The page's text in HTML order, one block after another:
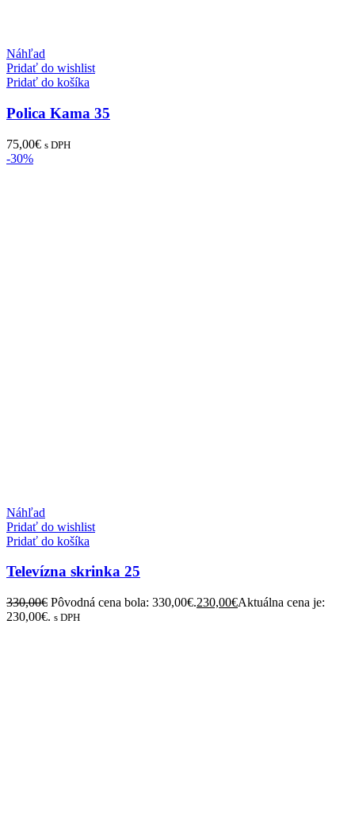
Náhľad
Pridať do wishlist
Pridať do košíka
Polica Kama 35
75,00€ s DPH
-30%
Náhľad
Pridať do wishlist
Pridať do košíka
Televízna skrinka 25
330,00€ Pôvodná cena bola: 330,00€.230,00€Aktuálna cena je:
230,00€. s DPH